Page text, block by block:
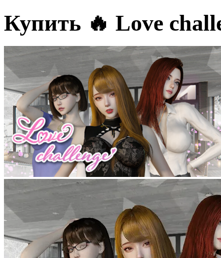
Купить 🔥 Love